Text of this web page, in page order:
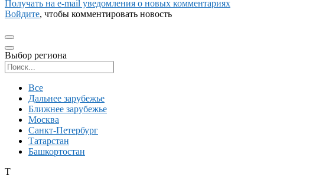
Получать на e‑mail уведомления о новых комментариях
Войдите, чтобы комментировать новость
Выбор региона
Все
Дальнее зарубежье
Ближнее зарубежье
Москва
Санкт-Петербург
Татарстан
Башкортостан
Т